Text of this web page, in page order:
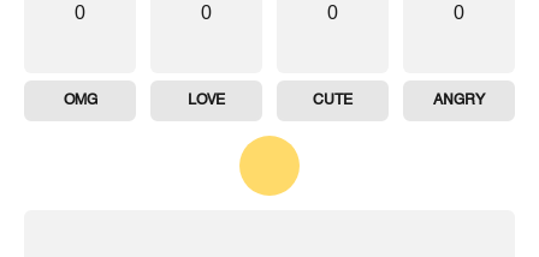
0
ANGRY
0
CUTE
0
LOVE
0
OMG